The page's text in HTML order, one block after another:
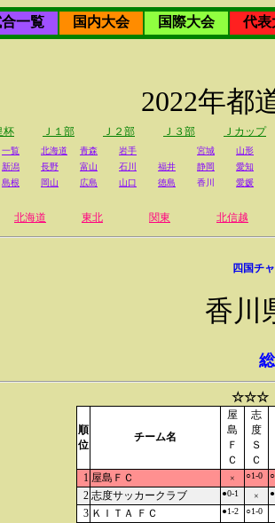
一覧 国内大会 国際大会
代表
2022年都
杯 Ｊ１部 Ｊ２部 Ｊ３部 Ｊカップ
一覧 北海道 青森 岩手 宮城
山形
新潟
長野 富山 石川 福井 静岡
愛知
島根
岡山 広島 山口 徳島 香川 愛媛
北海道 東北 関東 北信越
四国チ
香川
☆☆☆
順
位
チーム名
屋
島
Ｆ
Ｃ
志
度
Ｓ
Ｃ
1 屋島ＦＣ × ○1-0
2 志度サッカークラブ ●0-1 ×
3 ＫＩＴＡ ＦＣ ●1-2 ○1-0